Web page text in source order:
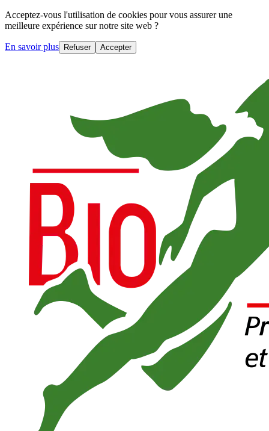
Acceptez-vous l'utilisation de cookies pour vous assurer une
meilleure expérience sur notre site web ?
En savoir plus Refuser Accepter